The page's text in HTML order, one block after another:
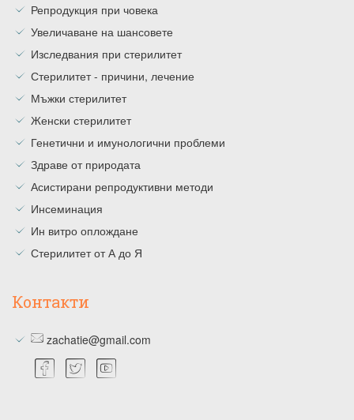
Репродукция при човека
Увеличаване на шансовете
Изследвания при стерилитет
Стерилитет - причини, лечение
Мъжки стерилитет
Женски стерилитет
Генетични и имунологични проблеми
Здраве от природата
Асистирани репродуктивни методи
Инсеминация
Ин витро оплождане
Стерилитет от А до Я
Контакти
zachatie@gmail.com